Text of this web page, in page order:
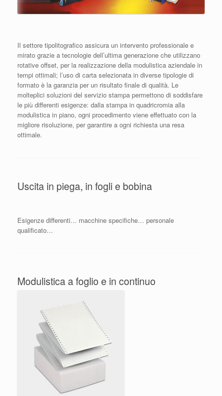
Il settore tipolitografico assicura un intervento professionale e
mirato grazie a tecnologie dell’ultima generazione che utilizzano
rotative offset, per la realizzazione della modulistica aziendale in
tempi ottimali; l’uso di carta selezionata in diverse tipologie di
formato è la garanzia per un risultato finale di qualità. Le
molteplici soluzioni del servizio stampa permettono di soddisfare
le più differenti esigenze: dalla stampa in quadricromia alla
modulistica in piano, ogni procedimento viene effettuato con la
migliore risoluzione, per garantire a ogni richiesta una resa
ottimale.
Uscita in piega, in fogli e bobina
Esigenze differenti… macchine specifiche… personale
qualificato…
Modulistica a foglio e in continuo